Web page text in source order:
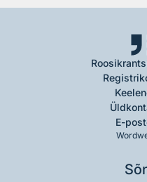
E-post